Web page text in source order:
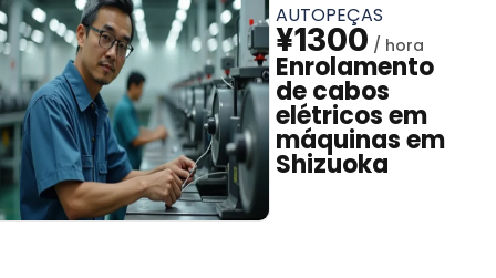
AUTOPEÇAS
¥1300
Enrolamento
de cabos
elétricos em
máquinas em
Shizuoka